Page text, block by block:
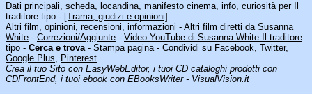
Dati principali, scheda, locandina, manifesto cinema, info, curiosità per Il
traditore tipo - [Trama, giudizi e opinioni]
Altri film, opinioni, recensioni, informazioni - Altri film diretti da Susanna
White - Correzioni/Aggiunte - Video YouTube di Susanna White Il traditore
tipo - Cerca e trova - Stampa pagina- Condividi su Facebook, Twitter,
Google Plus, Pinterest
Crea il tuo Sito con EasyWebEditor, i tuoi CD cataloghi prodotti con
CDFrontEnd, i tuoi ebook con EBooksWriter - VisualVision.it